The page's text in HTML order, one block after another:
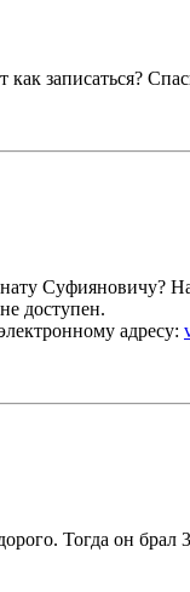
записаться?
Суфияновичу?
доступен.
адресу:
Тогда он